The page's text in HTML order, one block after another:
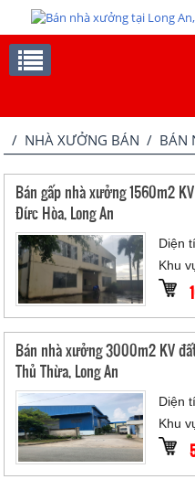
/ NHÀ XƯỞNG BÁN / BÁN
Bán gấp nhà xưởng 1560m2
Đức Hòa, Long An
Diện
Khu
Bán nhà xưởng 3000m2 KV
Thủ Thừa, Long An
Diện
Khu